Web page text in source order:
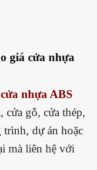
giá cửa nhựa
cửa nhựa ABS
cửa gỗ, cửa thép,
trình, dự án hoặc
mà liên hệ với